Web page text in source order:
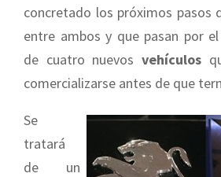
concretado los próximos pasos
entre ambos y que pasan por
de cuatro nuevos vehículos
comercializarse antes de que
Se
tratará
de un